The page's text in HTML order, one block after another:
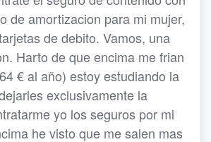
de amortizacion para mi mujer,
de debito. Vamos, una
Harto de que encima me frian
€ al año) estoy estudiando la
exclusivamente la
yo los seguros por mi
he visto que me salen mas